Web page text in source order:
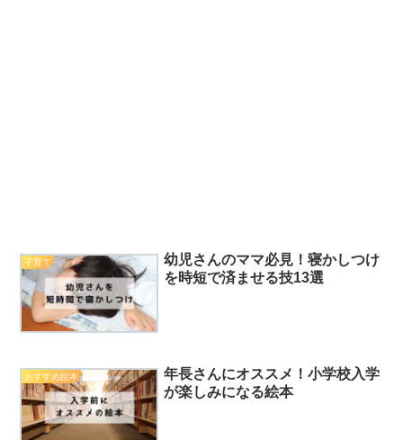
子育て
幼児さんのママ必見！寝かしつけ
を時短で済ませる技13選
おすすめ絵本
年長さんにオススメ！小学校入学
が楽しみになる絵本